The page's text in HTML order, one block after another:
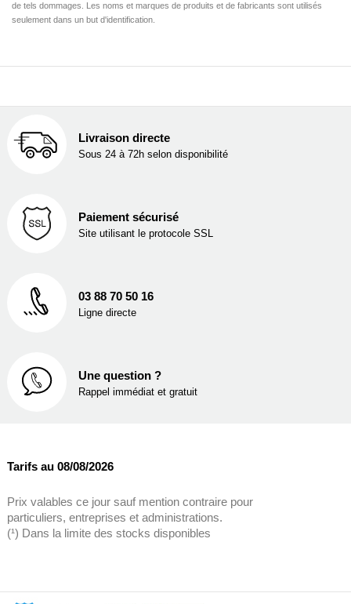
de tels dommages. Les noms et marques de produits et de fabricants sont utilisés
seulement dans un but d'identification.
Livraison directe
Sous 24 à 72h selon disponibilité
Paiement sécurisé
Site utilisant le protocole SSL
03 88 70 50 16
Ligne directe
Une question ?
Rappel immédiat et gratuit
Tarifs au 08/08/2026
Prix valables ce jour sauf mention contraire pour
particuliers, entreprises et administrations.
(¹) Dans la limite des stocks disponibles